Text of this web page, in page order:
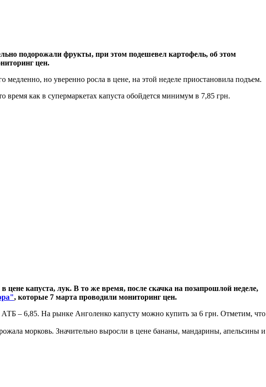
подорожали фрукты, при этом подешевел картофель, об этом
цен.
но уверенно росла в цене, на этой неделе приостановила подъем.
как в супермаркетах капуста обойдется минимум в 7,85 грн.
капуста, лук. В то же время, после скачка на позапрошлой неделе,
, которые 7 марта проводили мониторинг цен.
– 6,85. На рынке Анголенко капусту можно купить за 6 грн. Отметим, что
морковь. Значительно выросли в цене бананы, мандарины, апельсины и